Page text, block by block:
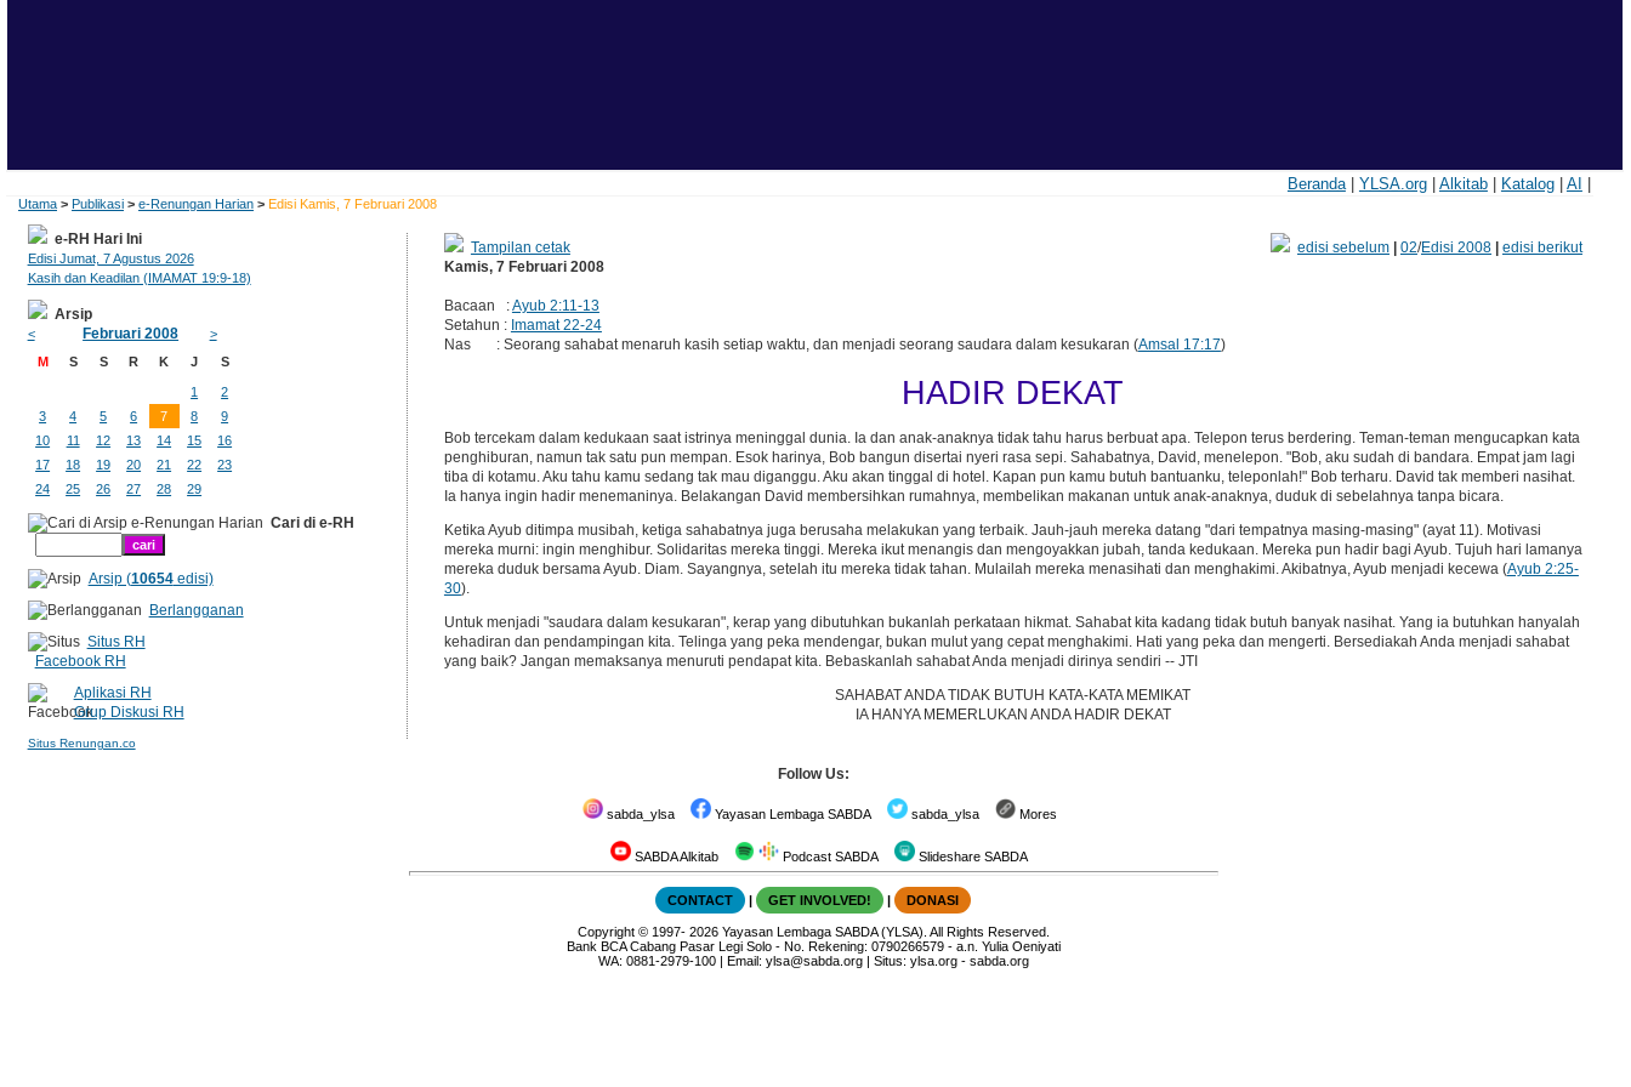
Beranda| YLSA.org| Alkitab| Katalog| AI
Utama > Publikasi > e-Renungan Harian > Edisi Kamis, 7 Februari 2008
Tampilan cetak edisi sebelum| 02/Edisi 2008| edisi berikut
Kamis, 7 Februari 2008
Bacaan :Ayub 2:11-13
Setahun : Imamat 22-24
Nas : Seorang sahabat menaruh kasih setiap waktu, dan menjadi seorang saudara dalam kesukaran (Amsal 17:17)
HADIR DEKAT
Bob tercekam dalam kedukaan saat istrinya meninggal dunia. Ia dan anak-anaknya tidak tahu harus berbuat apa. Telepon terus berdering. Teman-teman mengucapkan kata
penghiburan, namun tak satu pun mempan. Esok harinya, Bob bangun disertai nyeri rasa sepi. Sahabatnya, David, menelepon. "Bob, aku sudah di bandara. Empat jam lagi
tiba di kotamu. Aku tahu kamu sedang tak mau diganggu. Aku akan tinggal di hotel. Kapan pun kamu butuh bantuanku, teleponlah!" Bob terharu. David tak memberi nasihat.
Ia hanya ingin hadir menemaninya. Belakangan David membersihkan rumahnya, membelikan makanan untuk anak-anaknya, duduk di sebelahnya tanpa bicara.
Ketika Ayub ditimpa musibah, ketiga sahabatnya juga berusaha melakukan yang terbaik. Jauh-jauh mereka datang "dari tempatnya masing-masing" (ayat 11). Motivasi
mereka murni: ingin menghibur. Solidaritas mereka tinggi. Mereka ikut menangis dan mengoyakkan jubah, tanda kedukaan. Mereka pun hadir bagi Ayub. Tujuh hari lamanya
mereka duduk bersama Ayub. Diam. Sayangnya, setelah itu mereka tidak tahan. Mulailah mereka menasihati dan menghakimi. Akibatnya, Ayub menjadi kecewa (Ayub 2:25-
30).
Untuk menjadi "saudara dalam kesukaran", kerap yang dibutuhkan bukanlah perkataan hikmat. Sahabat kita kadang tidak butuh banyak nasihat. Yang ia butuhkan hanyalah
kehadiran dan pendampingan kita. Telinga yang peka mendengar, bukan mulut yang cepat menghakimi. Hati yang peka dan mengerti. Bersediakah Anda menjadi sahabat
yang baik? Jangan memaksanya menuruti pendapat kita. Bebaskanlah sahabat Anda menjadi dirinya sendiri -- JTI
SAHABAT ANDA TIDAK BUTUH KATA-KATA MEMIKAT
IA HANYA MEMERLUKAN ANDA HADIR DEKAT
e-RH Hari Ini
Edisi Jumat, 7 Agustus 2026
Kasih dan Keadilan (IMAMAT 19:9-18)
Arsip
< Februari 2008
>
M
S S R K J S
1
2
3
4 5 6 7 8
9
10
11 12 13 14 15
16
17
18 19 20 21 22
23
24
25 26 27 28 29
Cari di e-RH
Arsip (10654edisi)
Berlangganan
Situs RH
Facebook RH
Aplikasi RH
Grup Diskusi RH
Situs Renungan.co
Follow Us:
sabda_ylsa Yayasan Lembaga SABDA sabda_ylsa Mores
SABDA Alkitab Podcast SABDA Slideshare SABDA
CONTACT | GET INVOLVED! | DONASI
Copyright© 1997- 2026 Yayasan Lembaga SABDA (YLSA). All Rights Reserved.
Bank BCA Cabang Pasar Legi Solo - No. Rekening: 0790266579 - a.n. Yulia Oeniyati
WA: 0881-2979-100| Email: ylsa@sabda.org| Situs: ylsa.org- sabda.org